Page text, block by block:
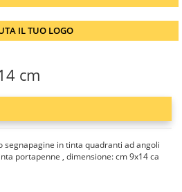
IL TUO LOGO
cm
segnapagine in tinta quadranti ad angoli
portapenne , dimensione: cm 9x14 ca